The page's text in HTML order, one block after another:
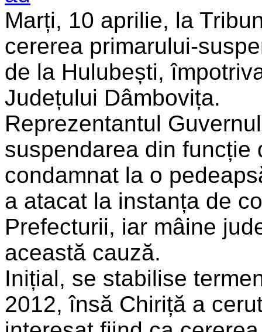
Marți, 10 aprilie, la
cererea primarului-
de la Hulubești,
Județului Dâmbovița.
Reprezentantul
suspendarea din funcție
condamnat la o
a atacat la instanța de
Prefecturii, iar mâine
această cauză.
Inițial, se stabilise
2012, însă Chiriță a